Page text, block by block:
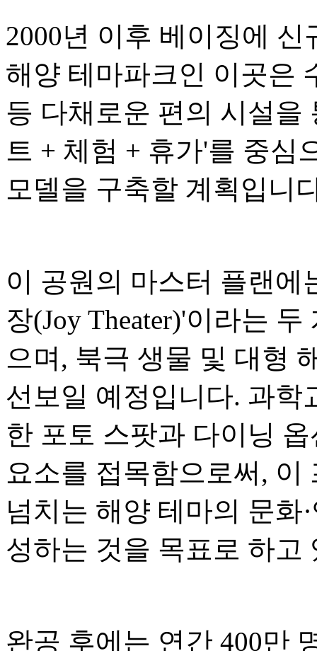
2000년 이후 베이징에
해양 테마파크인 이곳은
등 다채로운 편의 시설을
트 + 체험 + 휴가'를 중심
모델을 구축할 계획입니
이 공원의 마스터 플랜에
장(Joy Theater)'이라는
으며, 북극 생물 및 대형
선보일 예정입니다. 과학
한 포토 스팟과 다이닝
요소를 접목함으로써,
넘치는 해양 테마의 문화
성하는 것을 목표로 하고
완공 후에는 연간 400만